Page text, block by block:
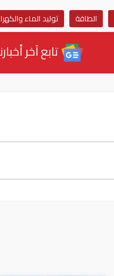
الطاقة توليد الماء
تابع آخر